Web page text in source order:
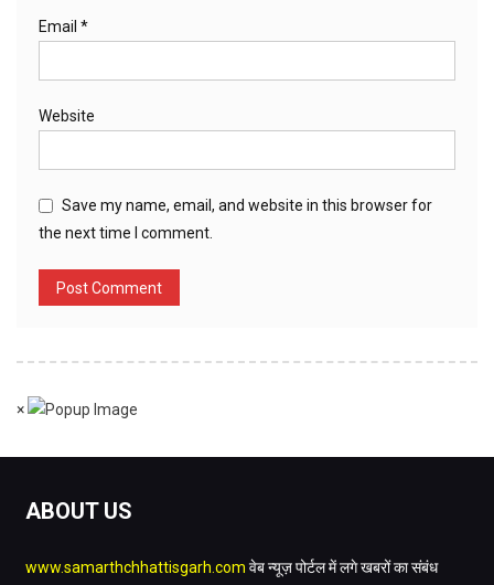
Email *
Website
Save my name, email, and website in this browser for
the next time I comment.
×
ABOUT US
www.samarthchhattisgarh.com वेब न्यूज़ पोर्टल में लगे खबरों का संबंध